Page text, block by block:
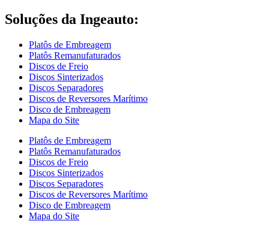
Soluções da Ingeauto:
Platôs de Embreagem
Platôs Remanufaturados
Discos de Freio
Discos Sinterizados
Discos Separadores
Discos de Reversores Marítimo
Disco de Embreagem
Mapa do Site
Platôs de Embreagem
Platôs Remanufaturados
Discos de Freio
Discos Sinterizados
Discos Separadores
Discos de Reversores Marítimo
Disco de Embreagem
Mapa do Site